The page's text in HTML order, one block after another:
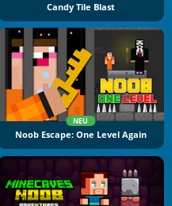
Candy Tile Blast
NEU
Noob Escape: One Level Again